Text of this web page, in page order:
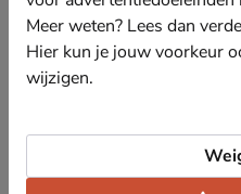
Inloggen
E-mailadres
Meer weten? Lees dan
Hier kun je jouw voorkeur
wijzigen.